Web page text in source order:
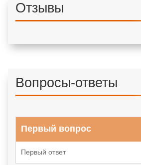
Отзывы
Вопросы-ответы
Первый вопрос
Первый ответ